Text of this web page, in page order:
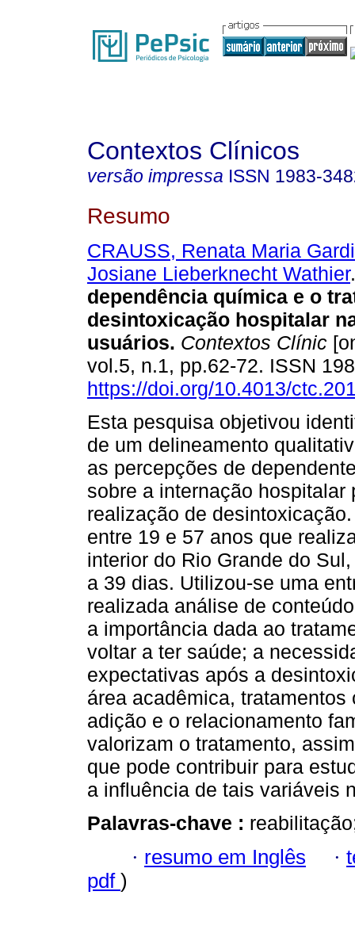
Contextos Clínicos
versão impressa ISSN 1983-
Resumo
CRAUSS, Renata Maria
Josiane Lieberknecht Wathier.
dependência química e o
desintoxicação hospitalar
usuários. Contextos Clínic
vol.5, n.1, pp.62-72. ISSN
https://doi.org/10.4013/
Esta pesquisa objetivou
de um delineamento
as percepções de
sobre a internação hospitalar
realização de
entre 19 e 57 anos que
interior do Rio Grande do
a 39 dias. Utilizou-se uma
realizada análise de
a importância dada ao
voltar a ter saúde; a
expectativas após a
área acadêmica,
adição e o relacionamento
valorizam o tratamento,
que pode contribuir para
a influência de tais variáveis
Palavras-chave :
· resumo em Inglês ·
pdf )